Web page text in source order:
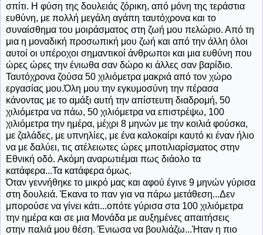
σπίτι. Η φύση της δουλειάς ζόρικη, από μόνη της τεράστια
ευθύνη, με πολλή μεγάλη αγάπη ταυτόχρονα και το
συναίσθημα του μοιράσματος στη ζωή μου πελώριο. Από τη
μια η μοναδική προσωπική μου ζωή και από την άλλη όλοι
αυτοί οι υπέροχοι σημαντικοί άνθρωποι και μια ευθύνη που
ώρες ώρες την ένιωθα σαν δώρο κι άλλες σαν βαρίδιο.
Ταυτόχρονα ζούσα 50 χιλιόμετρα μακριά από τον χώρο
εργασίας μου.Όλη μου την εγκυμοσύνη την πέρασα
κάνοντας με το αμάξι αυτή την απίστευτη διαδρομή, 50
χιλιόμετρα να πάω, 50 χιλιόμετρα να επιστρέψω, 100
χιλιόμετρα την ημέρα, μέχρι 8 μηνών με την κοιλιά φούσκα,
με ζαλάδες, με υπνηλίες, με ένα καλοκαίρι καυτό κι έναν ήλιο
να με δαλύει, τις ατέλειωτες ώρες μποτιλιαρίσματος στην
Εθνική οδό. Ακόμη αναρωτιέμαι πως διάολο τα
κατάφερα...Τα κατάφερα όμως.
Όταν γεννήθηκε το μικρό μας και αφού έγινε 9 μηνών γύρισα
στη δουλειά. Έκανα το παν για να πάρω μετάθεση...Δεν
μπορούσε να γίνει κάτι...οπότε γύρισα στα 100 χιλιόμετρα
την ημέρα και σε μια Μονάδα με αυξημένες απαιτήσεις
στην παλιά μου θέση. Ένιωσα να βουλιάζω...Ήταν η πιο